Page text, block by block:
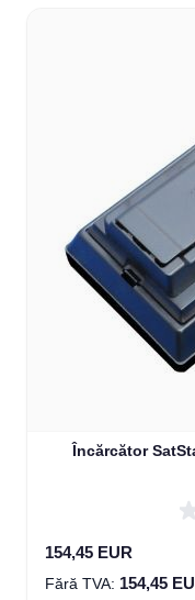
Încărcător
154,45 EUR
154,45